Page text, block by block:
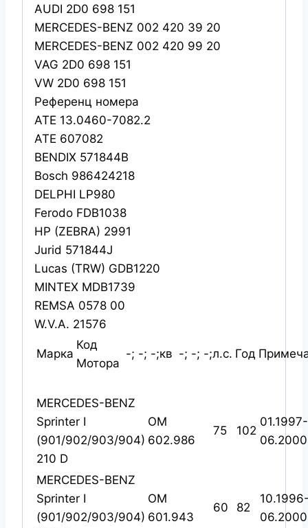
AUDI 2D0 698 151
MERCEDES-BENZ 002 420 39 20
MERCEDES-BENZ 002 420 99 20
VAG 2D0 698 151
VW 2D0 698 151
Референц номера
ATE 13.0460-7082.2
ATE 607082
BENDIX 571844B
Bosch 986424218
DELPHI LP980
Ferodo FDB1038
HP (ZEBRA) 2991
Jurid 571844J
Lucas (TRW) GDB1220
MINTEX MDB1739
REMSA 0578 00
W.V.A. 21576
Марка
Код
Мотора
-; -; -;кв -; -; -;л.с. Год
MERCEDES-BENZ
Sprinter I
(901/902/903/904)
210 D
OM
602.986
75 102
01.1997-
06.2000
MERCEDES-BENZ
Sprinter I
(901/902/903/904)
OM
601.943
60 82
06.2000